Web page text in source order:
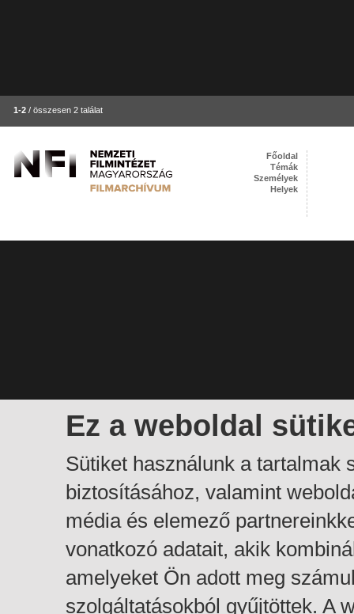
1-2 / összesen 2 találat
Ez a weboldal
Sütiket használunk a tartalmak
biztosításához, valamint
média és elemező
vonatkozó adatait, akik
amelyeket Ön adott meg
szolgáltatásokból gyűjtöttek. A
Főoldal
Témák
Személyek
Helyek